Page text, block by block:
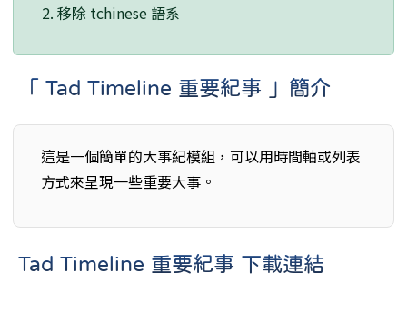
移除 tchinese 語系
「 Tad Timeline 重要紀事 」簡介
這是一個簡單的大事紀模組，可以用時間軸或列表
方式來呈現一些重要大事。
Tad Timeline 重要紀事 下載連結